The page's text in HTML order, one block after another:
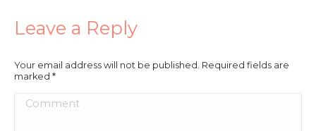
Leave a Reply
Your email address will not be published. Required fields are
marked *
Comment